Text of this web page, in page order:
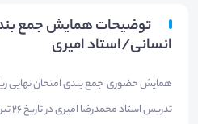
توضیحات همایش جمع
انسانی/استاد امیری
همایش حضوری جمع بندی امتحان نهایی
تدریس استاد محمدرضا امیری در تاریخ 26 تیرماه 1405